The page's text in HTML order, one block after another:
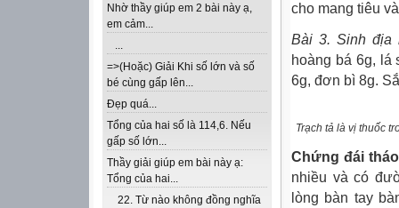
Nhờ thầy giúp em 2 bài này ạ,
em cảm...
...
=>(Hoặc) Giải Khi số lớn và số
bé cùng gấp lên...
Đẹp quá...
Tổng của hai số là 114,6. Nếu
gấp số lớn...
Thầy giải giúp em bài này ạ:
Tổng của hai...
22. Từ nào không đồng nghĩa
cho mang tiêu
Bài 3. Sinh địa
hoàng bá 6g, lá
6g, đơn bì 8g.
Trạch tả là vị thuốc
Chứng đái
nhiều và có
lòng bàn tay